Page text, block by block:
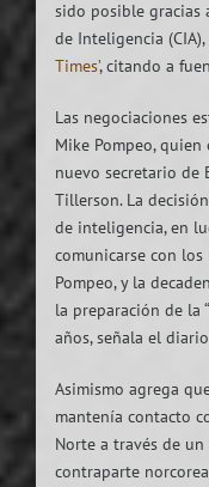
sido posible gracias
de Inteligencia
Times’, citando a
Las negociaciones
Mike Pompeo,
nuevo secretario de
Tillerson. La
de inteligencia, en
comunicarse con
Pompeo, y la
la preparación de la
años, señala el
Asimismo agrega
mantenía contacto
Norte a través de
contraparte